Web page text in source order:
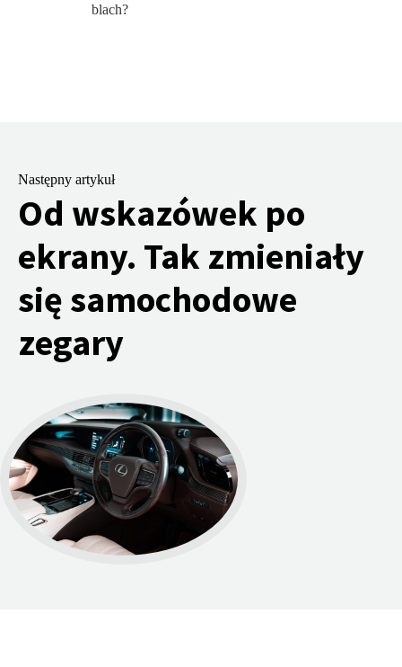
blach?
Następny artykuł
Od wskazówek po
ekrany. Tak zmieniały
się samochodowe
zegary